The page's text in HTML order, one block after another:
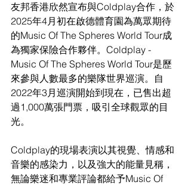
友邦香港欣然宣布與Coldplay合作，於
2025年4月初在啟德體育園為萬眾期待
的Music Of The Spheres World Tour成
為獨家保險合作夥伴。Coldplay -
Music Of The Spheres World Tour是歷
來參與人數最多的樂隊世界巡演。自
2022年3月巡演開始到現在，已售出超
過1,000萬張門票，吸引全球觀眾的目
光。
Coldplay的現場表演以其視覺、情感和
音樂的感染力，以及強大的能量見稱，
無論樂迷和專業評論都給予Music Of